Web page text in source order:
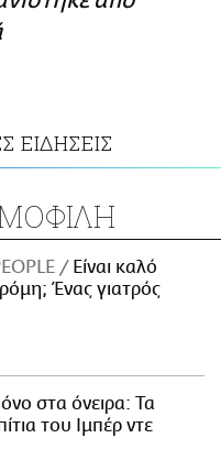
ΕΙΔΗΣΕΙΣ
Είναι καλό
Ένας γιατρός
στα όνειρα: Τα
του Ιμπέρ ντε